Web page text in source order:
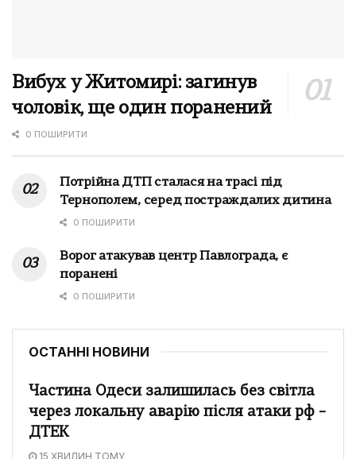
Вибух у Житомирі: загинув
чоловік, ще один поранений
0 ПОШИРИТИ
Потрійна ДТП сталася на трасі під
Тернополем, серед постраждалих дитина
0 ПОШИРИТИ
Ворог атакував центр Павлограда, є
поранені
0 ПОШИРИТИ
ОСТАННІ НОВИНИ
Частина Одеси залишилась без світла
через локальну аварію після атаки рф –
ДТЕК
15 ХВИЛИН ТОМУ